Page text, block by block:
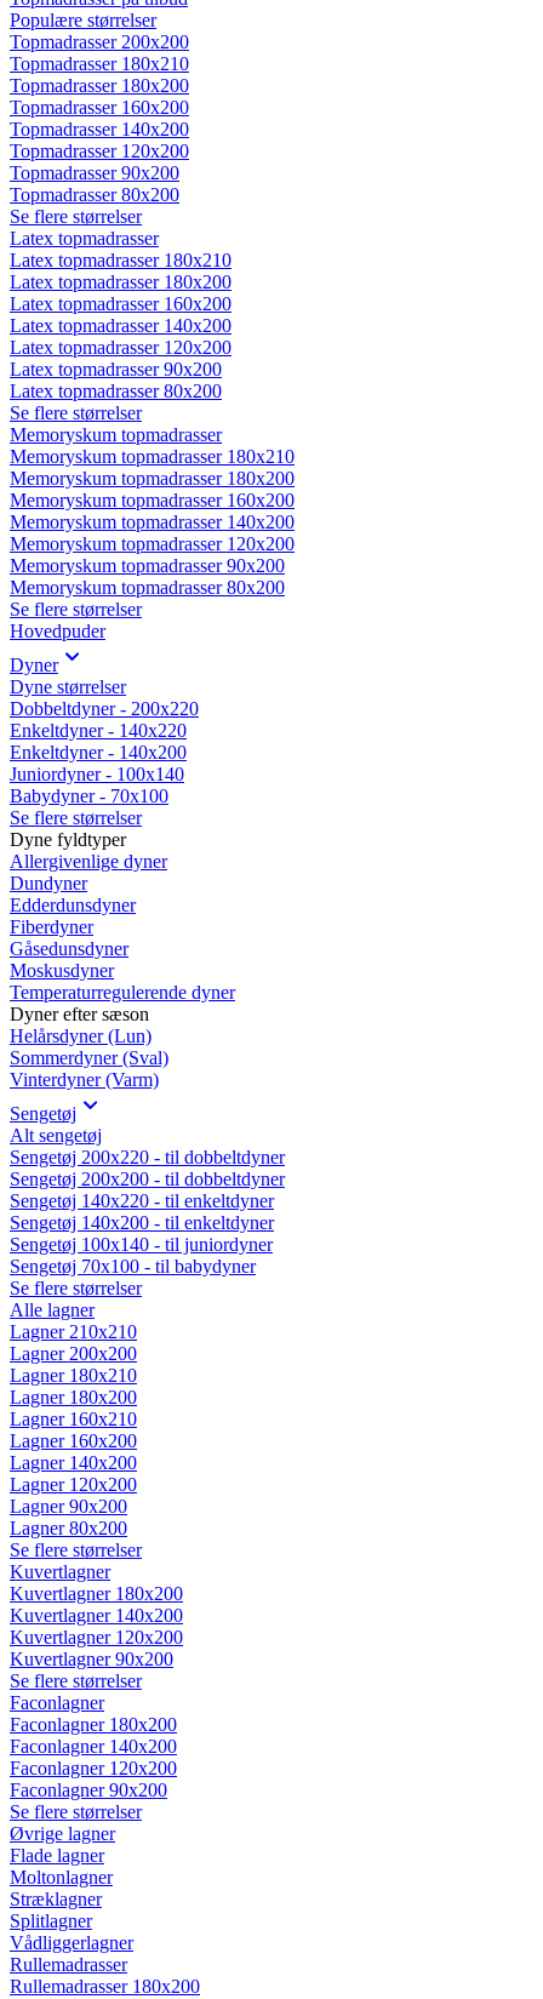
Populære størrelser
Topmadrasser 200x200
Topmadrasser 180x210
Topmadrasser 180x200
Topmadrasser 160x200
Topmadrasser 140x200
Topmadrasser 120x200
Topmadrasser 90x200
Topmadrasser 80x200
Se flere størrelser
Latex topmadrasser
Latex topmadrasser 180x210
Latex topmadrasser 180x200
Latex topmadrasser 160x200
Latex topmadrasser 140x200
Latex topmadrasser 120x200
Latex topmadrasser 90x200
Latex topmadrasser 80x200
Se flere størrelser
Memoryskum topmadrasser
Memoryskum topmadrasser 180x210
Memoryskum topmadrasser 180x200
Memoryskum topmadrasser 160x200
Memoryskum topmadrasser 140x200
Memoryskum topmadrasser 120x200
Memoryskum topmadrasser 90x200
Memoryskum topmadrasser 80x200
Se flere størrelser
Hovedpuder
Dyner
Dyne størrelser
Dobbeltdyner - 200x220
Enkeltdyner - 140x220
Enkeltdyner - 140x200
Juniordyner - 100x140
Babydyner - 70x100
Se flere størrelser
Dyne fyldtyper
Allergivenlige dyner
Dundyner
Edderdunsdyner
Fiberdyner
Gåsedunsdyner
Moskusdyner
Temperaturregulerende dyner
Dyner efter sæson
Helårsdyner (Lun)
Sommerdyner (Sval)
Vinterdyner (Varm)
Sengetøj
Alt sengetøj
Sengetøj 200x220 - til dobbeltdyner
Sengetøj 200x200 - til dobbeltdyner
Sengetøj 140x220 - til enkeltdyner
Sengetøj 140x200 - til enkeltdyner
Sengetøj 100x140 - til juniordyner
Sengetøj 70x100 - til babydyner
Se flere størrelser
Alle lagner
Lagner 210x210
Lagner 200x200
Lagner 180x210
Lagner 180x200
Lagner 160x210
Lagner 160x200
Lagner 140x200
Lagner 120x200
Lagner 90x200
Lagner 80x200
Se flere størrelser
Kuvertlagner
Kuvertlagner 180x200
Kuvertlagner 140x200
Kuvertlagner 120x200
Kuvertlagner 90x200
Se flere størrelser
Faconlagner
Faconlagner 180x200
Faconlagner 140x200
Faconlagner 120x200
Faconlagner 90x200
Se flere størrelser
Øvrige lagner
Flade lagner
Moltonlagner
Stræklagner
Splitlagner
Vådliggerlagner
Rullemadrasser
Rullemadrasser 180x200